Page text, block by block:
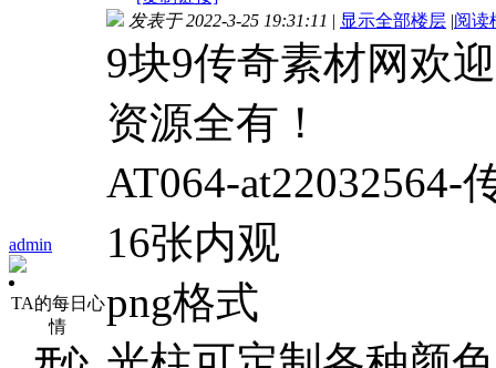
admin
TA的每日心
情
开心
发表于 2022-3-25 19:31:11 | 显示全部楼层 |阅读
9块9传奇素材网欢
资源全有！
AT064-at22032564-
16张内观
png格式